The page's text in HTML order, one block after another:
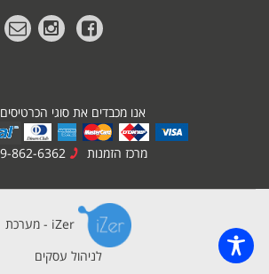
אנו מכבדים את סוגי הכרטיסים
מרכז הזמנות
iZer - מערכת
לניהול עסקים